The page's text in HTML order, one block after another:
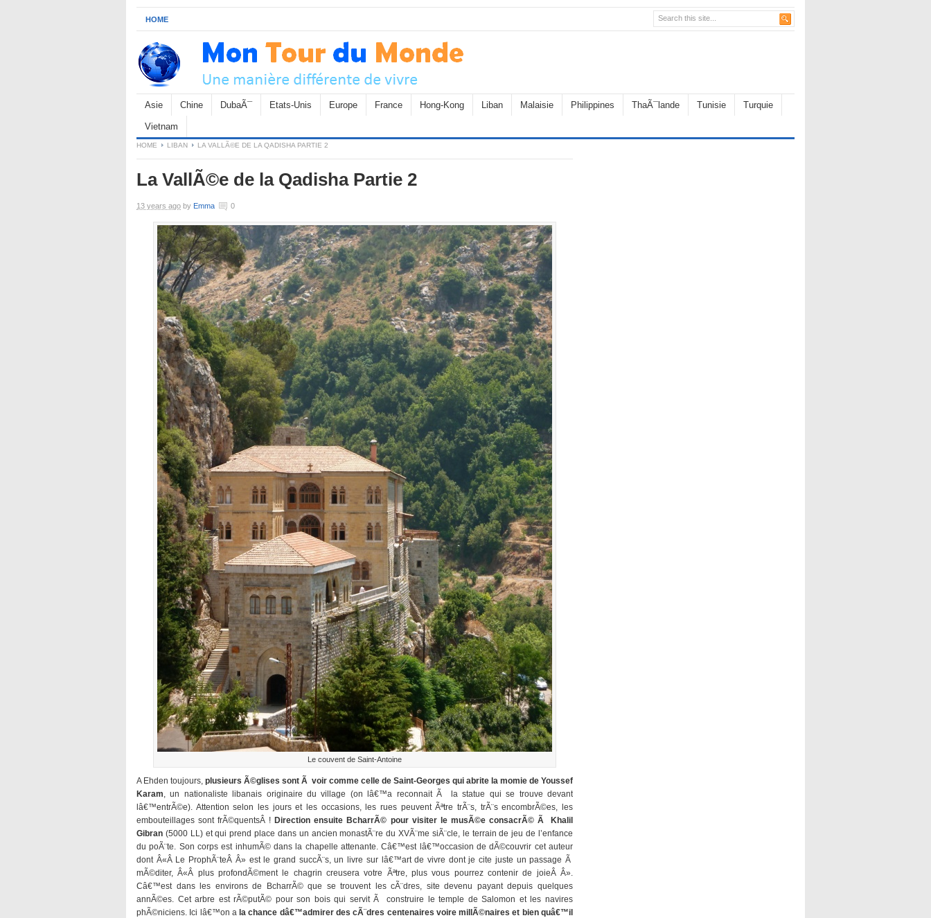
HOME
Asie Chine DubaÃ¯ Etats-Unis Europe France Hong-Kong Liban Malaisie Philippines ThaÃ¯lande Tunisie Turquie
Vietnam
HOME LIBAN LA VALLÃ©E DE LA QADISHA PARTIE 2
La VallÃ©e de la Qadisha Partie 2
13 years ago by Emma 0
Le couvent de Saint-Antoine
A Ehden toujours, plusieurs Ã©glises sont Ã voir comme celle de Saint-Georges qui abrite la momie de Youssef
Karam, un nationaliste libanais originaire du village (on lâ€™a reconnait Ã la statue qui se trouve devant
lâ€™entrÃ©e). Attention selon les jours et les occasions, les rues peuvent Ãªtre trÃ¨s, trÃ¨s encombrÃ©es, les
embouteillages sont frÃ©quentsÂ ! Direction ensuite BcharrÃ© pour visiter le musÃ©e consacrÃ© Ã Khalil
Gibran (5000 LL) et qui prend place dans un ancien monastÃ¨re du XVÃ¨me siÃ¨cle, le terrain de jeu de l’enfance
du poÃ¨te. Son corps est inhumÃ© dans la chapelle attenante. Câ€™est lâ€™occasion de dÃ©couvrir cet auteur
dont Â«Â Le ProphÃ¨teÂ Â» est le grand succÃ¨s, un livre sur lâ€™art de vivre dont je cite juste un passage Ã
mÃ©diter, Â«Â plus profondÃ©ment le chagrin creusera votre Ãªtre, plus vous pourrez contenir de joieÂ Â».
Câ€™est dans les environs de BcharrÃ© que se trouvent les cÃ¨dres, site devenu payant depuis quelques
annÃ©es. Cet arbre est rÃ©putÃ© pour son bois qui servit Ã construire le temple de Salomon et les navires
phÃ©niciens. Ici lâ€™on a la chance dâ€™admirer des cÃ¨dres centenaires voire millÃ©naires et bien quâ€™il